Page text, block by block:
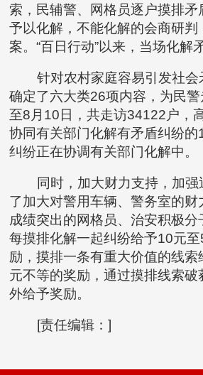
索，民辅警、网格员逐户摸排矛
予以化解，不能化解的会商研判
案。“百日行动”以来，当场化解
针对农村家庭容易引发社会
确定了六大类26项内容，为民
至8月10日，共走访34122户，
协同有关部门化解有矛盾纠纷
纠纷正在协调有关部门化解中。
同时，加大财力支持，加
了加大对警用车辆、警务室的
成绩突出的网格员、治安积极分
每摸排化解一起纠纷给予10元
励，摸排一条有重大价值的线
元不等的奖励，通过摸排线索破
外给予奖励。
[责任编辑：]